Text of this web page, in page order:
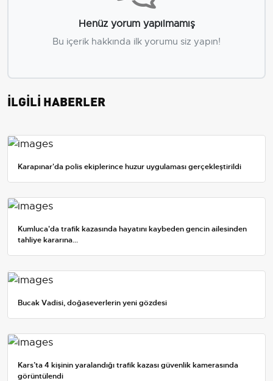
Henüz yorum yapılmamış
Bu içerik hakkında ilk yorumu siz yapın!
İLGİLİ HABERLER
Karapınar'da polis ekiplerince huzur uygulaması gerçekleştirildi
Kumluca'da trafik kazasında hayatını kaybeden gencin ailesinden
tahliye kararına...
Bucak Vadisi, doğaseverlerin yeni gözdesi
Kars’ta 4 kişinin yaralandığı trafik kazası güvenlik kamerasında
görüntülendi